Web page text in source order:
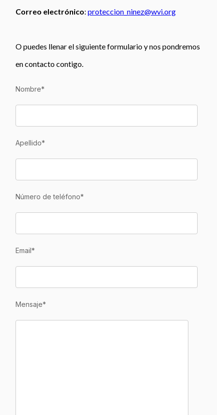
Correo electrónico: proteccion_ninez@wvi.org
O puedes llenar el siguiente formulario y nos pondremos
en contacto contigo.
Nombre*
Apellido*
Número de teléfono*
Email*
Mensaje*